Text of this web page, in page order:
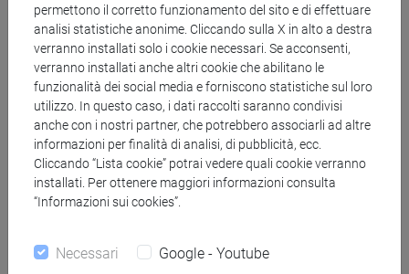
Buon compleanno Art Night Venezia!
Sabato 20 giugno la notte bianca
dell'arte veneziana festeggia 15 anni
In programma 223 eventi per 142 sedi. L’inaugurazione alle
Lena Herzog
permettono il corretto funzionamento del sito e di effettuare
analisi statistiche anonime. Cliccando sulla X in alto a destra
verranno installati solo i cookie necessari. Se acconsenti,
verranno installati anche altri cookie che abilitano le
funzionalità dei social media e forniscono statistiche sul loro
utilizzo. In questo caso, i dati raccolti saranno condivisi
anche con i nostri partner, che potrebbero associarli ad altre
informazioni per finalità di analisi, di pubblicità, ecc.
Cliccando “Lista cookie” potrai vedere quali cookie verranno
installati. Per ottenere maggiori informazioni consulta
“Informazioni sui cookies”.
Necessari Google - Youtube